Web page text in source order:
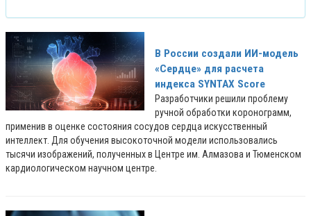
В России создали ИИ-модель
«Сердце» для расчета
индекса SYNTAX Score
Разработчики решили проблему
ручной обработки коронограмм,
применив в оценке состояния сосудов сердца искусственный
интеллект. Для обучения высокоточной модели использовались
тысячи изображений, полученных в Центре им. Алмазова и Тюменском
кардиологическом научном центре.